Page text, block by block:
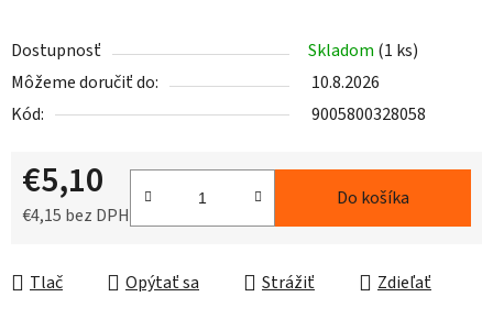
Dostupnosť Skladom (1 ks)
Môžeme doručiť do:
10.8.2026
Kód:
9005800328058
€5,10
€4,15 bez DPH
Do košíka
Tlač Opýtať sa Strážiť Zdieľať